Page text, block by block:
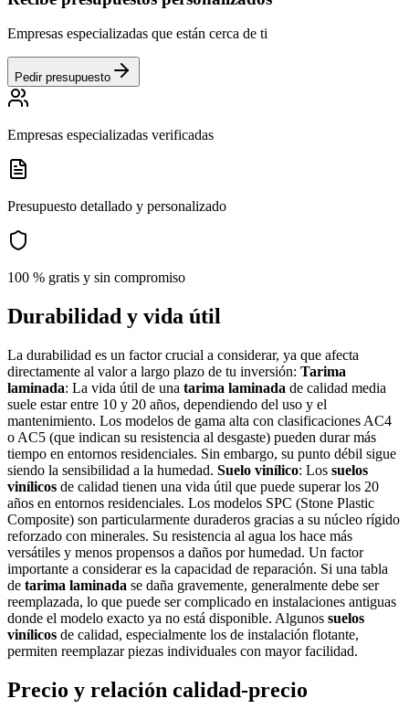
Empresas especializadas que están cerca de ti
Pedir presupuesto
Empresas especializadas verificadas
Presupuesto detallado y personalizado
100 % gratis y sin compromiso
Durabilidad y vida útil
La durabilidad es un factor crucial a considerar, ya que afecta
directamente al valor a largo plazo de tu inversión: Tarima
laminada: La vida útil de una tarima laminada de calidad media
suele estar entre 10 y 20 años, dependiendo del uso y el
mantenimiento. Los modelos de gama alta con clasificaciones AC4
o AC5 (que indican su resistencia al desgaste) pueden durar más
tiempo en entornos residenciales. Sin embargo, su punto débil sigue
siendo la sensibilidad a la humedad. Suelo vinílico: Los suelos
vinílicos de calidad tienen una vida útil que puede superar los 20
años en entornos residenciales. Los modelos SPC (Stone Plastic
Composite) son particularmente duraderos gracias a su núcleo rígido
reforzado con minerales. Su resistencia al agua los hace más
versátiles y menos propensos a daños por humedad. Un factor
importante a considerar es la capacidad de reparación. Si una tabla
de tarima laminada se daña gravemente, generalmente debe ser
reemplazada, lo que puede ser complicado en instalaciones antiguas
donde el modelo exacto ya no está disponible. Algunos suelos
vinílicos de calidad, especialmente los de instalación flotante,
permiten reemplazar piezas individuales con mayor facilidad.
Precio y relación calidad-precio